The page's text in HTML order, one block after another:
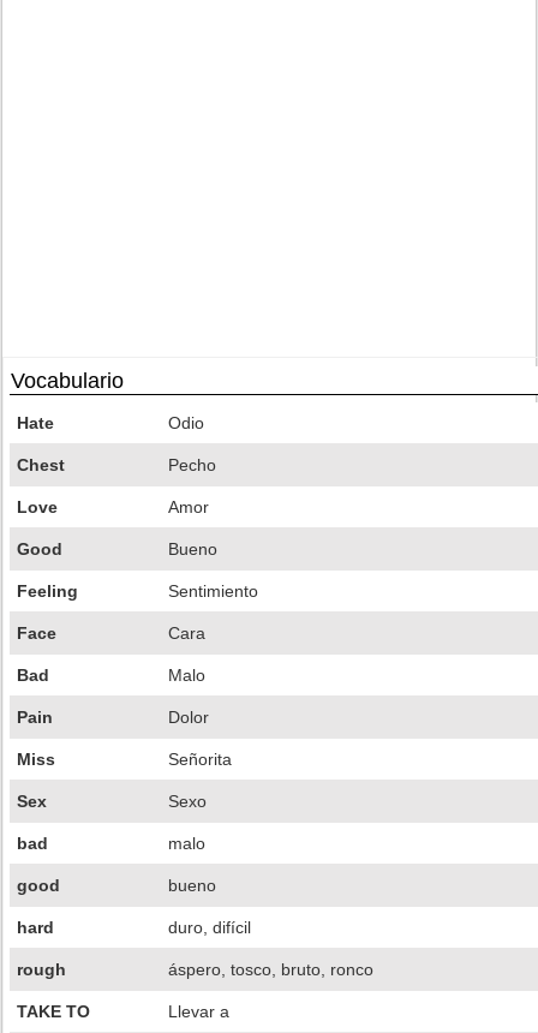
Vocabulario
Hate Odio
Chest Pecho
Love Amor
Good Bueno
Feeling Sentimiento
Face Cara
Bad Malo
Pain Dolor
Miss Señorita
Sex Sexo
bad malo
good bueno
hard duro, difícil
rough áspero, tosco, bruto, ronco
TAKE TO Llevar a